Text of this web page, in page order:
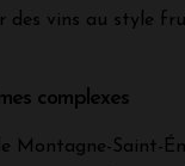
des vins au style
complexes
Montagne-Saint-